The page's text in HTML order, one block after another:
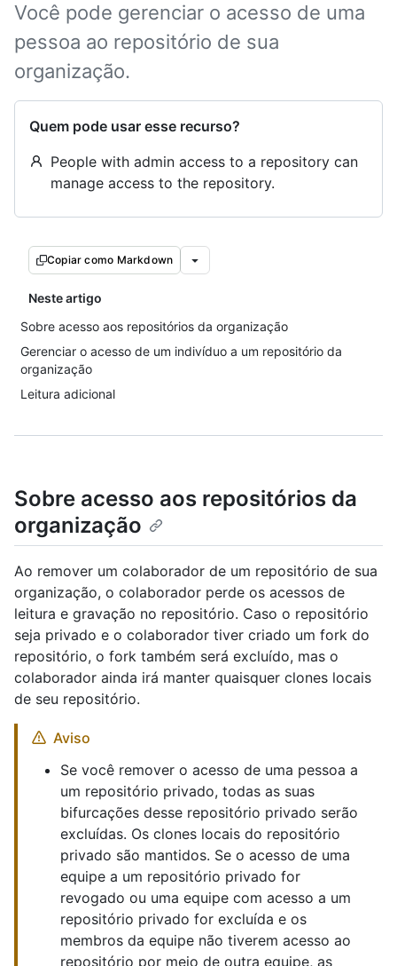
Você pode gerenciar o acesso de uma
pessoa ao repositório de sua
organização.
Quem pode usar esse recurso?
People with admin access to a repository can
manage access to the repository.
Copiar como Markdown
Neste artigo
Sobre acesso aos repositórios da organização
Gerenciar o acesso de um indivíduo a um repositório da
organização
Leitura adicional
Sobre acesso aos repositórios da
organização
Ao remover um colaborador de um repositório de sua
organização, o colaborador perde os acessos de
leitura e gravação no repositório. Caso o repositório
seja privado e o colaborador tiver criado um fork do
repositório, o fork também será excluído, mas o
colaborador ainda irá manter quaisquer clones locais
de seu repositório.
Aviso
Se você remover o acesso de uma pessoa a
um repositório privado, todas as suas
bifurcações desse repositório privado serão
excluídas. Os clones locais do repositório
privado são mantidos. Se o acesso de uma
equipe a um repositório privado for
revogado ou uma equipe com acesso a um
repositório privado for excluída e os
membros da equipe não tiverem acesso ao
repositório por meio de outra equipe, as